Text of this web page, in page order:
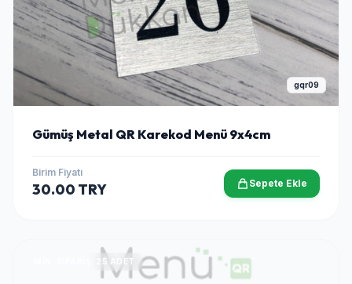
gqr09
Gümüş Metal QR Karekod Menü 9x4cm
Birim Fiyatı
30.00 TRY Sepete Ekle
MIN. SIPARIŞ: 25 ADET